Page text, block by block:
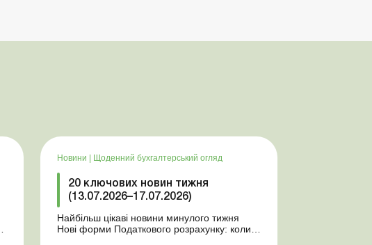
Новини Щоденний бухгалтерський огляд
20 ключових новин тижня
(13.07.2026–17.07.2026)
Найбільш цікаві новини минулого тижня
Нові форми Податкового розрахунку: коли